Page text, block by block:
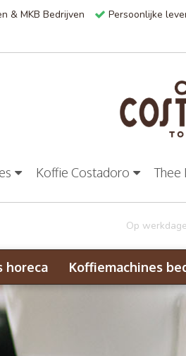
& MKB Bedrijven Persoonlijke
Koffie Costadoro Thee
Op
horeca Koffiemachines